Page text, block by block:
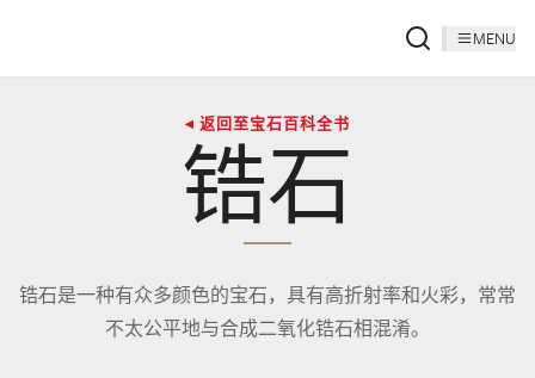
MENU
◂ 返回至宝石百科全书
锆石
锆石是一种有众多颜色的宝石，具有高折射率和火彩，常常
不太公平地与合成二氧化锆石相混淆。